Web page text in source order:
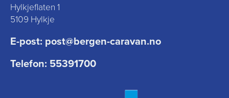
Hylkjeflaten 1
5109 Hylkje
E-post: post@bergen-caravan.no
Telefon: 55391700